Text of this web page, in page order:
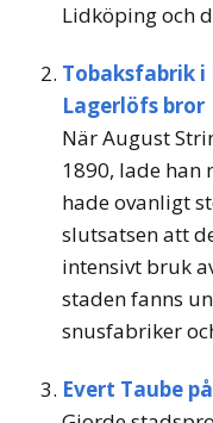
Lidköping och
Tobaksfabrik i
Lagerlöfs bror
När August
1890, lade
hade ovanligt
slutsatsen att
intensivt bruk
staden fanns
snusfabriker
Evert Taube